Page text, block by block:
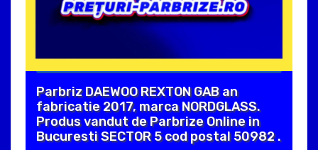
Parbriz DAEWOO REXTON GAB an
fabricatie 2017, marca NORDGLASS.
Produs vandut de Parbrize Online in
Bucuresti SECTOR 5 cod postal 50982 .